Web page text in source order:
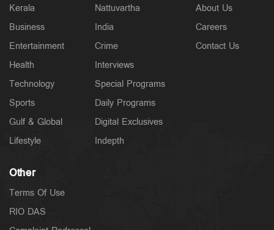
Latest
അനാദരം; തഹസില്‍ദാരെ സസ്പെന്‍ഡ് ചെയ്യും
13 hours ago
Kerala
Business
Entertainment
Health
Technology
Sports
Gulf & Global
Lifestyle
Nattuvartha
India
Crime
Interviews
Special Programs
Daily Programs
Digital Exclusives
Indepth
About Us
Careers
Contact Us
Other
Terms Of Use
RIO DAS